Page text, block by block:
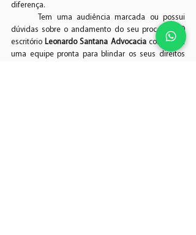
diferença.
dúvidas sobre o andamento do seu processo? O
escritório Leonardo Santana Advocacia conta com
uma equipe pronta para blindar os seus direitos